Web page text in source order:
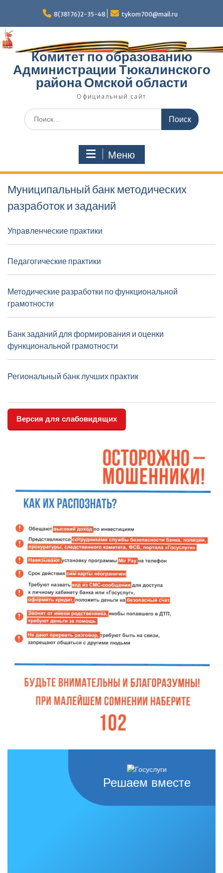
содержимому
8(38176)2-35-48 tykom700@mail.ru
Комитет по образованию
Администрации Тюкалинского
района Омской области
Официальный сайт
Поиск
по:
Меню
Муниципальный банк методических
разработок и заданий
Управленческие практики
Педагогические практики
Методические разработки по функциональной
грамотности
Банк заданий для формирования и оценки
функциональной грамотности
Региональный банк лучших практик
Версия для слабовидящих
Решаем вместе